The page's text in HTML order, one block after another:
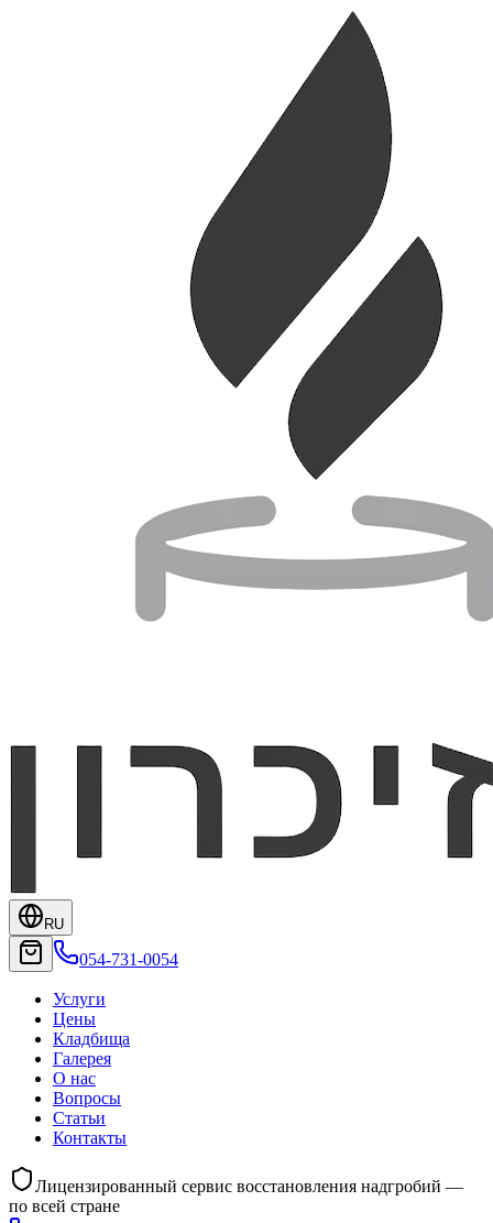
RU
054-731-0054
Услуги
Цены
Кладбища
Галерея
О нас
Вопросы
Статьи
Контакты
Лицензированный сервис восстановления надгробий —
по всей стране